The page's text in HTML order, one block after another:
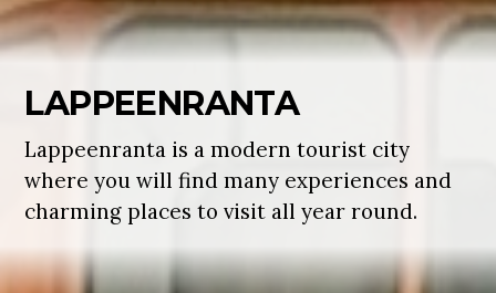
LAPPEENRANTA
Lappeenranta is a modern tourist city
where you will find many experiences and
charming places to visit all year round.